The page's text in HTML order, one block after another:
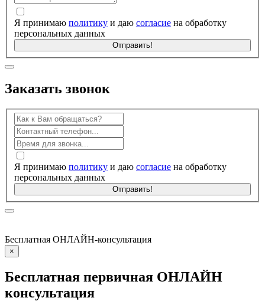
Я принимаю политику и даю согласие на обработку
персональных данных
Отправить!
Заказать звонок
Я принимаю политику и даю согласие на обработку
персональных данных
Отправить!
Бесплатная ОНЛАЙН-консультация
×
Бесплатная первичная ОНЛАЙН
консультация